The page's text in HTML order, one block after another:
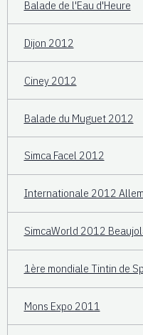
Balade de l'Eau d'Heure
Dijon 2012
Ciney 2012
Balade du Muguet 2012
Simca Facel 2012
Internationale 2012
SimcaWorld 2012
1ère mondiale Tintin de
Mons Expo 2011